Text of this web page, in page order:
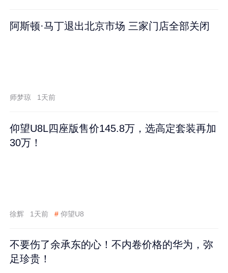
阿斯顿·马丁退出北京市场 三家门店全部关闭
师梦琼 1天前
仰望U8L四座版售价145.8万，选高定套装再加
30万！
徐辉 1天前 # 仰望U8
不要伤了余承东的心！不内卷价格的华为，弥
足珍贵！